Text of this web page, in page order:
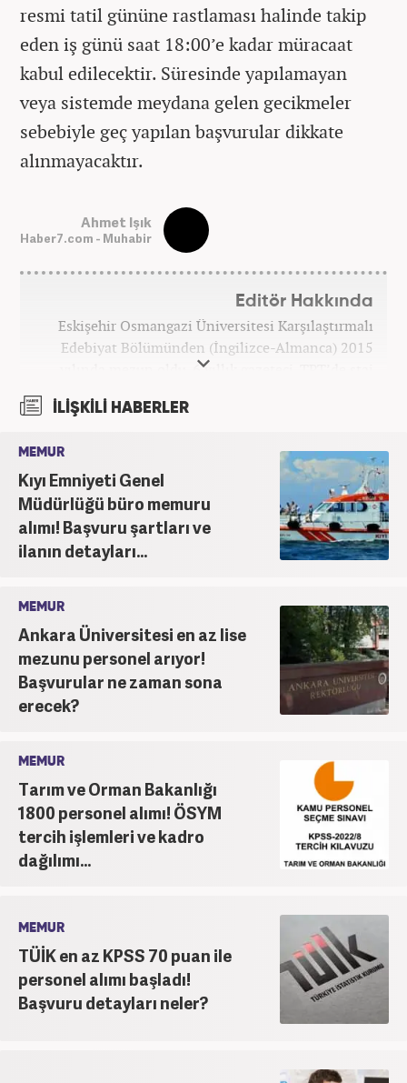
resmi tatil gününe rastlaması halinde takip
eden iş günü saat 18:00’e kadar müracaat
kabul edilecektir. Süresinde yapılamayan
veya sistemde meydana gelen gecikmeler
sebebiyle geç yapılan başvurular dikkate
alınmayacaktır.
Ahmet Işık
Haber7.com - Muhabir
Editör Hakkında
Eskişehir Osmangazi Üniversitesi Karşılaştırmalı
Edebiyat Bölümünden (İngilizce-Almanca) 2015
yılında mezun oldu. 6 yıllık gazeteci. TRT’de staj
internet haberciliğine başladı. Haber7.com’da
İLİŞKİLİ HABERLER
MEMUR
Kıyı Emniyeti Genel
Müdürlüğü büro memuru
alımı! Başvuru şartları ve
ilanın detayları...
MEMUR
Ankara Üniversitesi en az lise
mezunu personel arıyor!
Başvurular ne zaman sona
erecek?
MEMUR
Tarım ve Orman Bakanlığı
1800 personel alımı! ÖSYM
tercih işlemleri ve kadro
dağılımı...
MEMUR
TÜİK en az KPSS 70 puan ile
personel alımı başladı!
Başvuru detayları neler?